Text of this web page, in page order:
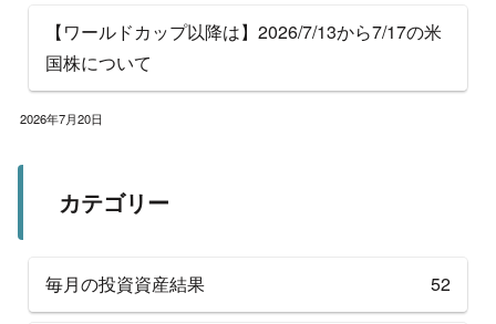
【ワールドカップ以降は】2026/7/13から7/17の米
国株について
2026年7月20日
カテゴリー
毎月の投資資産結果 52